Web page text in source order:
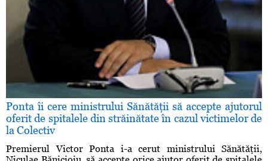
Ponta îi cere ministrului Sănătăţii să accepte ajutorul
oferit de spitalele din străinătate în cazul victimelor de
la Colectiv
Premierul Victor Ponta i-a cerut ministrului Sănătăţii,